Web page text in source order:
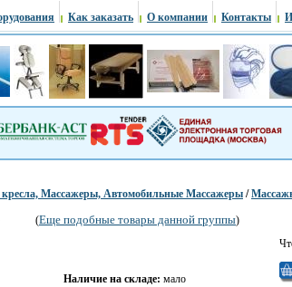
Как заказать О компании Контакты
Массажеры, Автомобильные Массажеры /
(Еще подобные товары данной группы)
Наличие на складе: мало